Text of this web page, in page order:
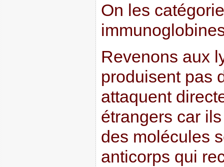
On les
Revenons aux
produisent pas
attaquent
étrangers car
des molécules
anticorps qui